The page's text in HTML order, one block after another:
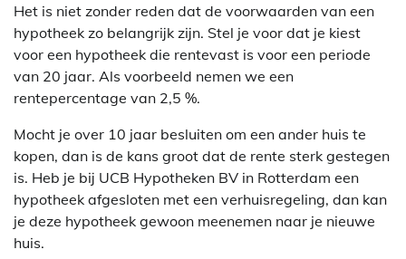
Het is niet zonder reden dat de voorwaarden van een
hypotheek zo belangrijk zijn. Stel je voor dat je kiest
voor een hypotheek die rentevast is voor een periode
van 20 jaar. Als voorbeeld nemen we een
rentepercentage van 2,5 %.
Mocht je over 10 jaar besluiten om een ander huis te
kopen, dan is de kans groot dat de rente sterk gestegen
is. Heb je bij UCB Hypotheken BV in Rotterdam een
hypotheek afgesloten met een verhuisregeling, dan kan
je deze hypotheek gewoon meenemen naar je nieuwe
huis.